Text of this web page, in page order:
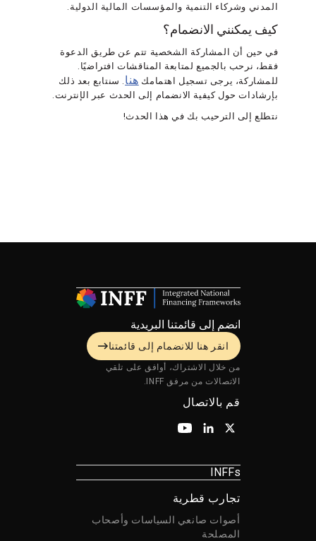
المدني وشركاء التنمية والمؤسسات المالية الدولية.
كيف يمكنني الانضمام؟
في حين أن المشاركة الشخصية تتم عن طريق الدعوة
فقط، نرحب بالجميع لمتابعة المناقشات افتراضيًا.
للمشاركة، يرجى تسجيل اهتمامك هنا . سنتابع بعد ذلك
بإرشادات حول كيفية الانضمام إلى الحدث عبر الإنترنت.
نتطلع إلى الترحيب بك في هذا الحدث!
انضم إلى قائمتنا البريدية
انقر هنا للانضمام إلى قائمتنا
من خلال الاشتراك، أوافق على تلقي
الاتصالات من مرفق INFF.
قم بالاتصال
INFFs
تجارب قطرية
أصوات صانعي السياسات وأصحاب
المصلحة